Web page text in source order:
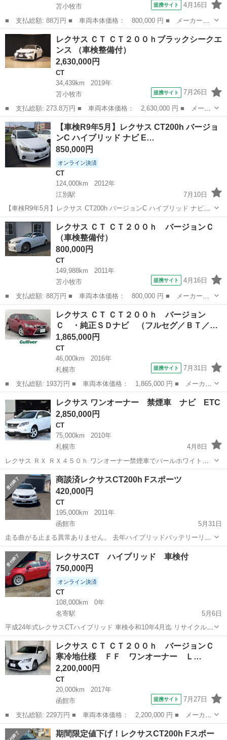
苫小牧市
提携サイト 4月16日
■ 支払総額: 88万円 ■ 車両本体価格： 800,000 円 ■ メーカー
名： レクサス ■ 車種名： ＣＴ ■ グレード名： ＣＴ２００
ｈ バージョンＣ ■ 排気量： 1800cc ■ ドア枚数： 5D ■ ミッ
ショ...
北海道 苫小牧市
レクサス ＣＴ ＣＴ２００ｈブラックシークエ
ンス （車検整備付）
2,630,000円
CT
34,439km
2019年
苫小牧市
提携サイト 7月26日
■ 支払総額: 273.8万円 ■ 車両本体価格： 2,630,000 円 ■ メーカ
ー名： レクサス ■ 車種名： ＣＴ ■ グレード名： ＣＴ２００
ｈブラックシークエンス ■ 排気量： 1800cc ■ ドア枚数： 5...
北海道 苫小牧市
【車検R9年5月】レクサス CT200h バージョ
ンC ハイブリッド ナビ E…
850,000円
オンライン決済
CT
124,000km
2012年
江別駅
7月10日
【車検R9年5月】レクサス CT200h バージョンC ハイブリッド ナビ
ETC バックカメラ ご覧いただきありがとうございます。 人気のレク
サス CT200h の出品です。 ハイブリッドならではの低燃費と静粛性に
加...
北海道 江別市 江別駅 CT
レクサス ＣＴ ＣＴ２００ｈ バージョンＣ
（車検整備付）
800,000円
CT
149,988km
2011年
苫小牧市
提携サイト 4月16日
■ 支払総額: 88万円 ■ 車両本体価格： 800,000 円 ■ メーカー
名： レクサス ■ 車種名： ＣＴ ■ グレード名： ＣＴ２００
ｈ バージョンＣ ■ 排気量： 1800cc ■ ドア枚数： 5D ■ ミッ
ショ...
北海道 苫小牧市
レクサス ＣＴ ＣＴ２００ｈ バージョン
Ｃ ・純正ＳＤナビ （フルセグ／ＢＴ／…
1,865,000円
CT
46,000km
2016年
札幌市
提携サイト 7月31日
■ 支払総額: 193万円 ■ 車両本体価格： 1,865,000 円 ■ メーカー
名： レクサス ■ 車種名： ＣＴ ■ グレード名： ＣＴ２００
ｈ バージョンＣ ・純正ＳＤナビ （フルセグ／ＢＴ／ＣＤ／ｉＰ
ｏｄ／ＡＵＸ...
CT
レクサス ワンオーナー 禁煙車 ナビ ETC
2,850,000円
CT
75,000km
2010年
札幌市
4月8日
レクサス ＲＸ ＲＸ４５０ｈ ワンオーナー禁煙車でパールホワイトの
4WD、CVT車。 HDDナビ、フルセグ、CD/DVD、スマートキー、Bカ
メラ、ETC、シートヒーター装備の寒冷地仕様。 リヤゲート電動開
閉。 車検H29.8...
北海道 札幌市 CT オーナー
商談済レクサスCT200h Fスポーツ
420,000円
CT
195,000km
2011年
函館市
5月31日
走る曲がる止まる異常ありません。 去年ハイブリッドバッテリーリビ
ルト交換済みです。 ワークエモーション ガナドールマフラー クリス
タルアイテールランプ 純正エンジンスターター テレビキャンセラ 車
検7/18
北海道 函館市 CT
レクサスCT ハイブリッド 車検付
750,000円
オンライン決済
CT
108,000km
0年
名寄駅
5月6日
平成24年式レクサスCTハイブリッド 車検令和10年4月迄 リサイクル、
自動車税込み 走行110000キロ 現在も使用中の為走行距離増えます。
RAYS17インチアルミホイール 社外ホイールスタッドレスタイヤ付き
現在不...
北海道 名寄市 名寄駅
レクサス ＣＴ ＣＴ２００ｈ バージョンＣ
寒冷地仕様 ＦＦ ワンオーナー Ｌ…
2,200,000円
CT
20,000km
2017年
函館市
提携サイト 7月27日
■ 支払総額: 229万円 ■ 車両本体価格： 2,200,000 円 ■ メーカー
名： レクサス ■ 車種名： ＣＴ ■ グレード名： ＣＴ２００
ｈ バージョンＣ 寒冷地仕様 ＦＦ ワンオーナー ＬＥＤヘッド
北海道 函館市 CT
期間限定値下げ！レクサスCT200h Fスポー